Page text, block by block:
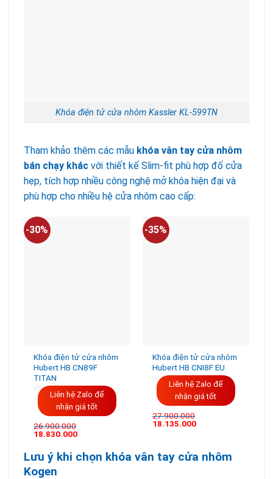
Khóa điện tử cửa nhôm Kassler KL-599TN
Tham khảo thêm các mẫu khóa vân tay cửa nhôm
bán chạy khác với thiết kế Slim-fit phù hợp đố cửa
hẹp, tích hợp nhiều công nghệ mở khóa hiện đại và
phù hợp cho nhiều hệ cửa nhôm cao cấp:
-30%
Khóa điện tử cửa nhôm
Hubert HB CN89F
TITAN
Liên hệ Zalo để
nhận giá tốt
26.900.000
18.830.000
-35%
Khóa điện tử cửa nhôm
Hubert HB CNI8F EU
Liên hệ Zalo để
nhận giá tốt
27.900.000
18.135.000
Lưu ý khi chọn khóa vân tay cửa nhôm
Kogen